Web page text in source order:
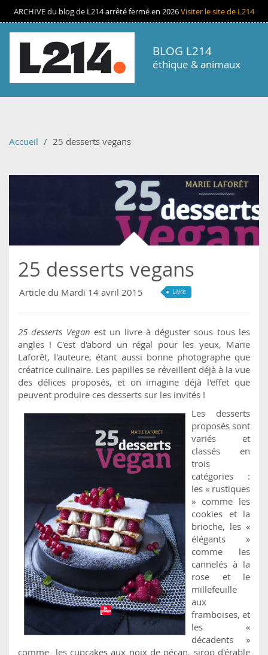
Aller au contenu principal
ARCHIVE du blog de L214 arrêté fermé en 2026Visiter le site de L214
BLOG L214
éthique & animaux
Accueil 25 desserts vegans
25 desserts vegans
Article du Mardi 14 avril 2015 Livre
25 desserts Vegan est un livre à déguster sous tous les
angles ! C'est d'abord un régal pour les yeux, Marie
Laforêt, l'auteure, étant aussi bonne photographe que
créatrice culinaire. Les papilles se réveillent déjà à la vue
des délices proposés, et on imagine déjà l'effet que
peuvent produire ces desserts sur les invités !
Les desserts
proposés sont
variés et
classés en
trois
catégories :
les « rustiques
» comme les
cookies et la
brioche, les «
élégants »
comme les
cannelés à la
rose et le
millefeuille
aux
framboises, et
les «
décadents »
comme les cupcakes aux noix de pécan, sirop d'érable